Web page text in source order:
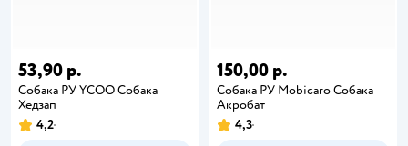
53,90 р.
Собака РУ YCOO Собака
Хедзап
4,2
150,00 р.
Собака РУ Mobicaro Собака
Акробат
4,3